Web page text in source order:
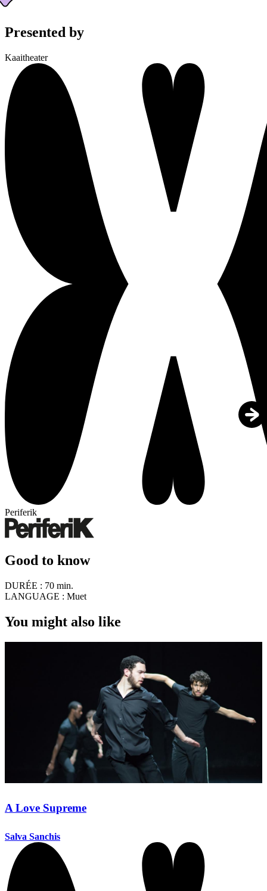
Presented by
Kaaitheater
Periferik
Good to know
DURÉE : 70 min.
LANGUAGE : Muet
You might also like
A Love Supreme
Salva Sanchis